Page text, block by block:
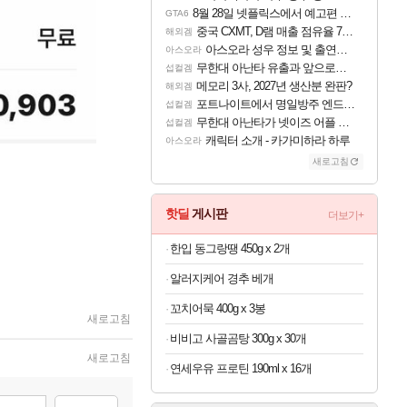
새로고침
새로고침
GTA6 8월 28일 넷플릭스에서 예고편 공개 예정
해외겜 중국 CXMT, D램 매출 점유율 7%…글로벌 4위로 부상
아스오라 아스오라 성우 정보 및 출연작 모음
섭컬겜 무한대 아난타 유출과 앞으로의 예상 (루머)
해외겜 메모리 3사, 2027년 생산분 완판?
섭컬겜 포트나이트에서 명일방주 엔드필드 [펠리카] 판매 예정
섭컬겜 무한대 아난타가 넷이즈 어플 달력에 일정 등록
아스오라 캐릭터 소개 - 카가미하라 하루
새로고침
핫딜 게시판 더보기+
한입 동그랑땡 450g x 2개
알러지케어 경추 베개
꼬치어묵 400g x 3봉
비비고 사골곰탕 300g x 30개
연세우유 프로틴 190ml x 16개